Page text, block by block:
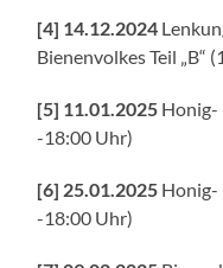
[4] 14.12.2024
Bienenvolkes Teil „B“ (
[5] 11.01.2025 Honig-
-18:00 Uhr)
[6] 25.01.2025 Honig-
-18:00 Uhr)